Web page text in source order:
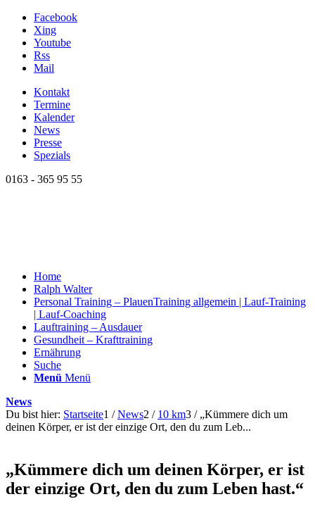
Facebook
Xing
Youtube
Rss
Mail
Kontakt
Termine
Kalender
News
Presse
Spezials
0163 - 365 95 55
Home
Ralph Walter
Personal Training – PlauenTraining allgemein | Lauf-Training
| Lauf-Coaching
Lauftraining – Ausdauer
Gesundheit – Krafttraining
Ernährung
Suche
Menü Menü
News
Du bist hier: Startseite1 / News2 / 10 km3 / „Kümmere dich um
deinen Körper, er ist der einzige Ort, den du zum Leb...
„Kümmere dich um deinen Körper, er ist
der einzige Ort, den du zum Leben hast.“